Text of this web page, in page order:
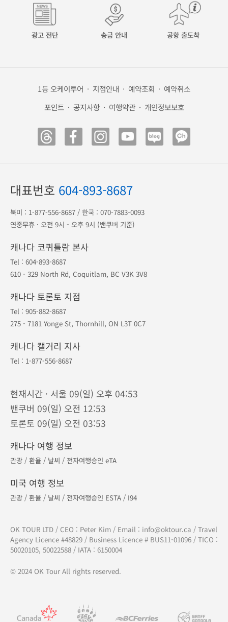
광고 전단 송금 안내 공항 출도착
1등 오케이투어 · 지점안내 · 예약조회 · 예약취소
포인트 · 공지사항 · 여행약관 · 개인정보보호
대표번호 604-893-8687
북미 : 1-877-556-8687 / 한국 : 070-7883-0093
연중무휴 · 오전 9시 - 오후 9시 (밴쿠버 기준)
캐나다 코퀴틀람 본사
Tel : 604-893-8687
610 - 329 North Rd, Coquitlam, BC V3K 3V8
캐나다 토론토 지점
Tel : 905-882-8687
275 - 7181 Yonge St, Thornhill, ON L3T 0C7
캐나다 캘거리 지사
Tel : 1-877-556-8687
현재시간 · 서울 09(일) 오후 04:53
밴쿠버 09(일) 오전 12:53
토론토 09(일) 오전 03:53
캐나다 여행 정보
관광 / 환율 / 날씨 / 전자여행승인 eTA
미국 여행 정보
관광 / 환율 / 날씨 / 전자여행승인 ESTA / I94
OK TOUR LTD / CEO : Peter Kim / Email : info@oktour.ca / Travel
Agency Licence #48829 / Business Licence # BUS11-01096 / TICO :
50020105, 50022588 / IATA : 6150004
© 2024 OK Tour All rights reserved.